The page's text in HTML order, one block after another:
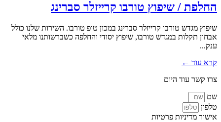
החלפת / שיפוץ טורבו קרייזלר סברינג
שיפוץ מגדש טורבו קרייזלר סברינג במכון טופ טורבו. השירות שלנו כולל
אבחון תקלות במגדש טורבו, שיפוץ יסודי והחלפה כשברשותנו מלאי
ענק...
קרא עוד ←
צרו קשר עוד היום
שם
טלפון
אישור מדיניות פרטיות